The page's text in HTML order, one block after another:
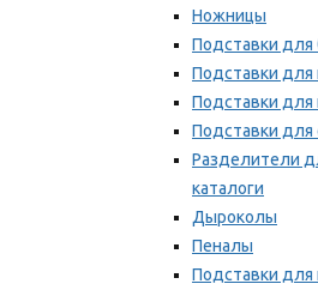
Ножницы
Подставки
Подставки для
Подставки
Подставки для
Разделители
каталоги
Дыроколы
Пеналы
Подставки для